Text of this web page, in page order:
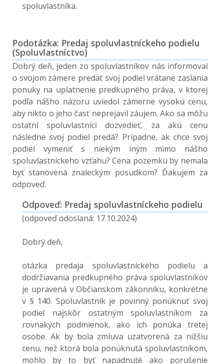
spoluvlastníka.
Podotázka: Predaj spoluvlastníckeho podielu
(Spoluvlastníctvo)
Dobrý deň, jeden zo spoluvlastníkov nás informoval
o svojom zámere predať svoj podiel vrátane zaslania
ponuky na uplatnenie predkupného práva, v ktorej
podľa nášho názoru uviedol zámerne vysokú cenu,
aby nikto o jeho časť neprejavil záujem. Ako sa môžu
ostatní spoluvlastníci dozvedieť, za akú cenu
následne svoj podiel predá? Prípadne, ak chce svoj
podiel vymeniť s niekým iným mimo nášho
spoluvlastníckeho vzťahu? Cena pozemku by nemala
byť stanovená znaleckým posudkom? Ďakujem za
odpoveď.
Odpoveď: Predaj spoluvlastníckeho podielu
(odpoveď odoslaná: 17.10.2024)
Dobrý deň,
otázka predaja spoluvlastníckeho podielu a
dodržiavania predkupného práva spoluvlastníkov
je upravená v Občianskom zákonníku, konkrétne
v § 140. Spoluvlastník je povinný ponúknuť svoj
podiel najskôr ostatným spoluvlastníkom za
rovnakých podmienok, ako ich ponúka tretej
osobe. Ak by bola zmluva uzatvorená za nižšiu
cenu, než ktorá bola ponúknutá spoluvlastníkom,
mohlo by to byť napadnuté ako porušenie